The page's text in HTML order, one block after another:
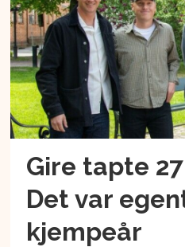
Gire tapte
Det var
kjempeår